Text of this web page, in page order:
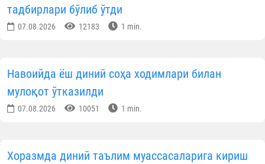
тадбирлари бўлиб ўтди
07.08.2026 12183 1 min.
Навоийда ёш диний соҳа ходимлари билан
мулоқот ўтказилди
07.08.2026 10051 1 min.
Хоразмда диний таълим муассасаларига кириш